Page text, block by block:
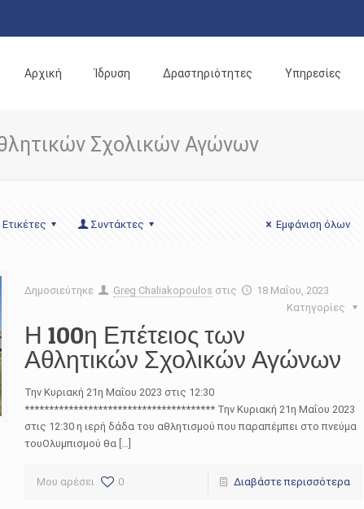
Αρχική Ίδρυση Δραστηριότητες Υπηρεσίες
Σχολικών Αγώνων
Ετικέτες Συντάκτες Εμφάνιση όλων
Δημοσιεύτηκε Greg Chaliakopoulos στις
18 Μαΐου, 2023
Κατηγορίες
Η 100η Επέτειος των
Αθλητικών Σχολικών Αγώνων
Την Κυριακή 21η Μαΐου 2023 στις 12:30
*************************************** Την Κυριακή 21η Μαΐου 2023
στις 12:30 η ιερή δάδα του αθλητισμού που παραπέμπει στο πνεύμα
τουΟλυμπισμού θα […]
Μου αρέσει 0 Διαβάστε περισσότερα